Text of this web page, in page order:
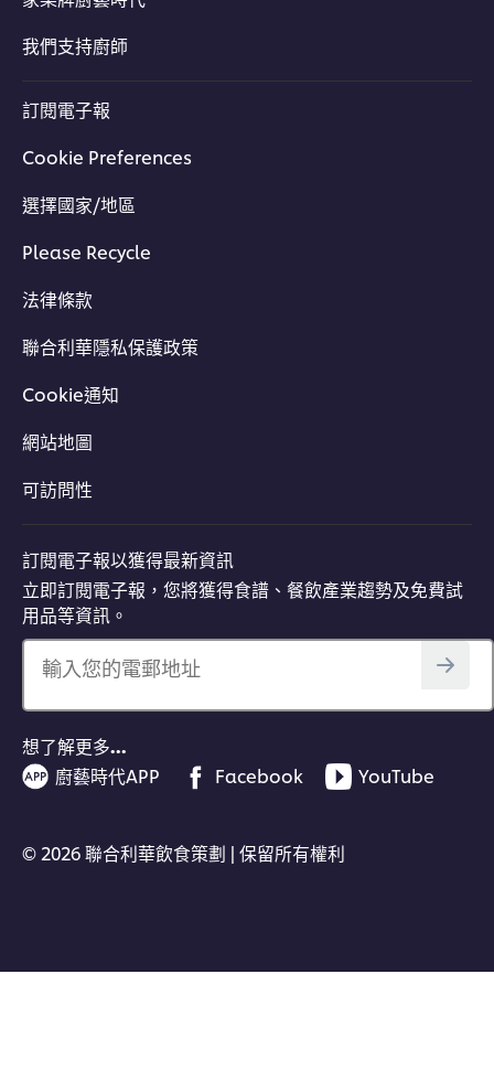
我們支持廚師
訂閱電子報
Cookie Preferences
選擇國家/地區
Please Recycle
法律條款
聯合利華隱私保護政策
Cookie通知
網站地圖
可訪問性
訂閱電子報以獲得最新資訊
立即訂閱電子報，您將獲得食譜、餐飲產業趨勢及免費試
用品等資訊。
輸入您的電郵地址
想了解更多…
廚藝時代APP
Facebook YouTube
© 2026 聯合利華飲食策劃 | 保留所有權利